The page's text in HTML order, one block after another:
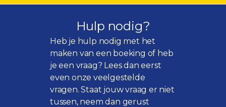
Hulp nodig?
Heb je hulp nodig met het
maken van een boeking of heb
je een vraag? Lees dan eerst
even onzeveelgestelde
vragen. Staat jouw vraag er niet
tussen, neem dan gerust